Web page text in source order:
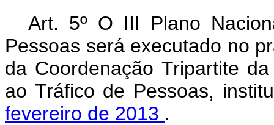
Art. 5º O III Plano
Pessoas será executado no
da Coordenação Tripartite
ao Tráfico de Pessoas,
fevereiro de 2013 .